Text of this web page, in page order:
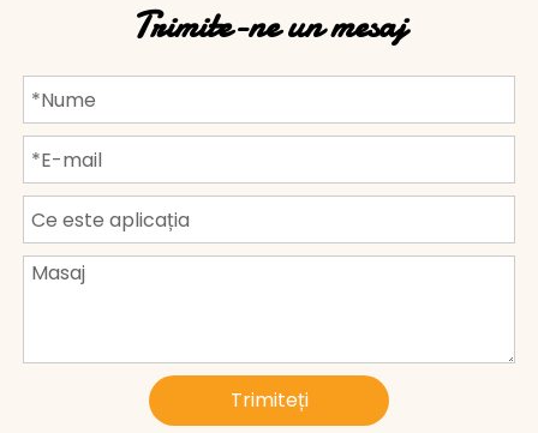
Trimite-ne un mesaj
Trimiteți